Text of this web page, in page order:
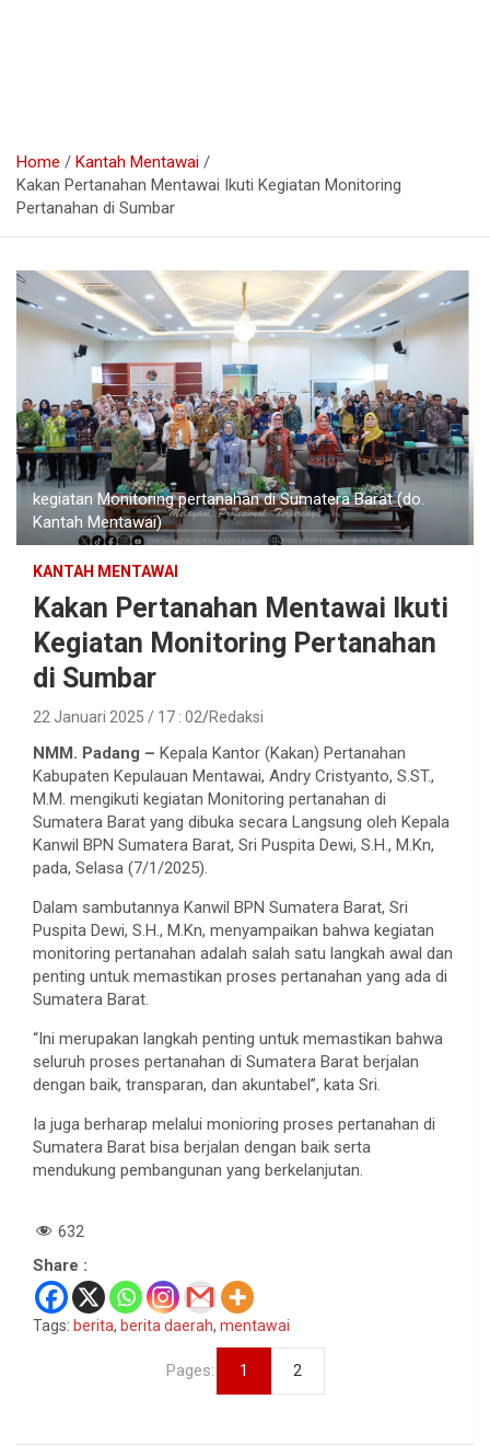
Home
Kantah Mentawai
Kakan Pertanahan Mentawai Ikuti Kegiatan Monitoring
Pertanahan di Sumbar
kegiatan Monitoring pertanahan di Sumatera Barat (do.
Kantah Mentawai)
KANTAH MENTAWAI
Kakan Pertanahan Mentawai Ikuti
Kegiatan Monitoring Pertanahan
di Sumbar
22 Januari 2025 / 17 : 02 Redaksi
NMM. Padang – Kepala Kantor (Kakan) Pertanahan
Kabupaten Kepulauan Mentawai, Andry Cristyanto, S.ST.,
M.M. mengikuti kegiatan Monitoring pertanahan di
Sumatera Barat yang dibuka secara Langsung oleh Kepala
Kanwil BPN Sumatera Barat, Sri Puspita Dewi, S.H., M.Kn,
pada, Selasa (7/1/2025).
Dalam sambutannya Kanwil BPN Sumatera Barat, Sri
Puspita Dewi, S.H., M.Kn, menyampaikan bahwa kegiatan
monitoring pertanahan adalah salah satu langkah awal dan
penting untuk memastikan proses pertanahan yang ada di
Sumatera Barat.
“Ini merupakan langkah penting untuk memastikan bahwa
seluruh proses pertanahan di Sumatera Barat berjalan
dengan baik, transparan, dan akuntabel”, kata Sri.
Ia juga berharap melalui monioring proses pertanahan di
Sumatera Barat bisa berjalan dengan baik serta
mendukung pembangunan yang berkelanjutan.
632
Share :
Tags: berita, berita daerah, mentawai
Pages: 1 2